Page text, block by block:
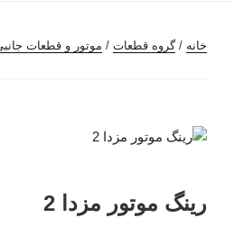
خانه /گروه قطعات / موتور و قطعات
رینگ موتور مزدا 2